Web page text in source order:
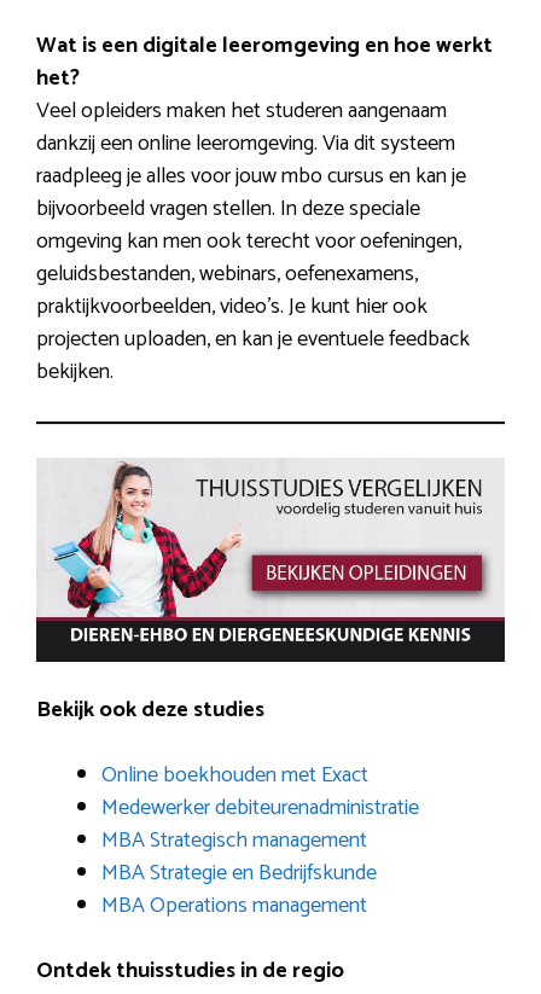
Wat is een digitale leeromgeving en hoe werkt
het?
Veel opleiders maken het studeren aangenaam
dankzij een online leeromgeving. Via dit systeem
raadpleeg je alles voor jouw mbo cursus en kan je
bijvoorbeeld vragen stellen. In deze speciale
omgeving kan men ook terecht voor oefeningen,
geluidsbestanden, webinars, oefenexamens,
praktijkvoorbeelden, video’s. Je kunt hier ook
projecten uploaden, en kan je eventuele feedback
bekijken.
Bekijk ook deze studies
Online boekhouden met Exact
Medewerker debiteurenadministratie
MBA Strategisch management
MBA Strategie en Bedrijfskunde
MBA Operations management
Ontdek thuisstudies in de regio